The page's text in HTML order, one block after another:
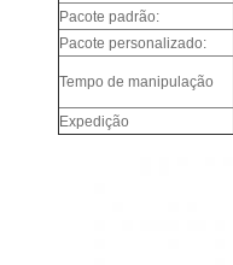
Pacote padrão:
Pacote personalizado:
Tempo de manipulação
Expedição